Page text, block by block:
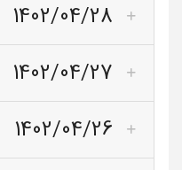
1402/04/28
1402/04/27
1402/04/26